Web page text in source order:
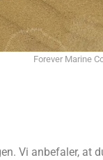
Forever Marine
Vi anbefaler, at